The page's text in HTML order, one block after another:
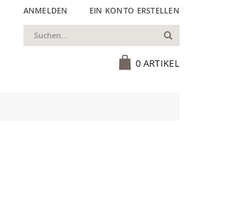
ANMELDEN EIN KONTO ERSTELLEN
0 ARTIKEL
Suchen